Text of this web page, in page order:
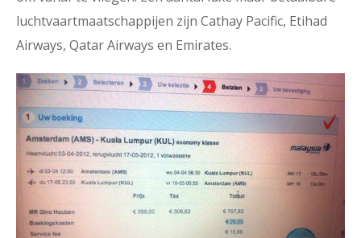
luchtvaartmaatschappijen zijn Cathay Pacific, Etihad
Airways, Qatar Airways en Emirates.